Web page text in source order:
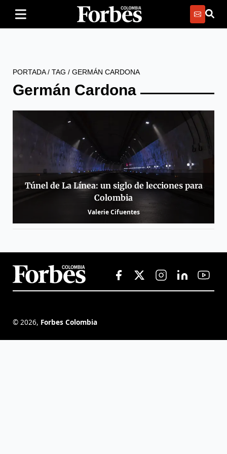
PORTADA/ TAG / GERMÁN CARDONA
Germán Cardona
Túnel de La Línea: un siglo de lecciones para
Colombia
Valerie Cifuentes
© 2026, Forbes Colombia